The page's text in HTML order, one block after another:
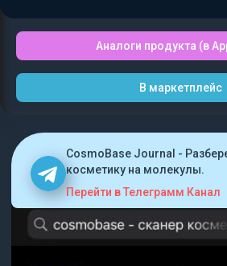
Аналоги продукта (в
В маркетплейс
CosmoBase Journal -
косметику на молекулы.
Перейти в Телеграмм Канал